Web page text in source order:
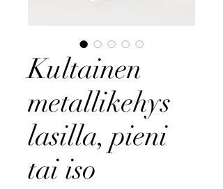
Kultainen
metallikehys
lasilla, pieni
tai iso